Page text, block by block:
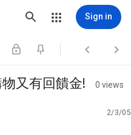
Sign in
  
又有回饋金! 0 views
2/3/05